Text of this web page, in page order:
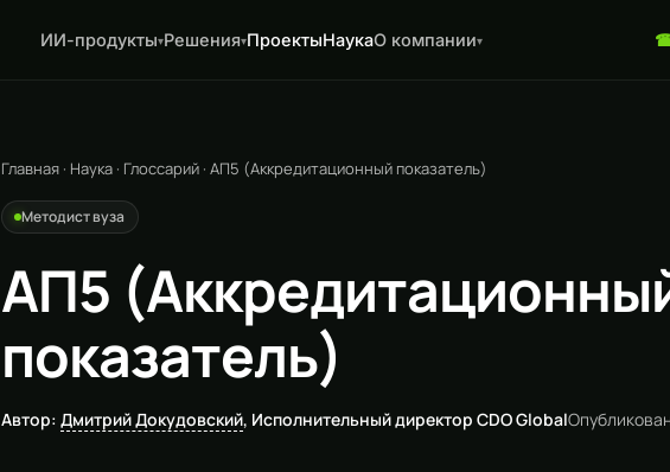
ИИ-продукты▾Решения▾ПроектыНаукаО компании▾
Главная · Наука · Глоссарий · АП5 (Аккредитационный показатель)
Методист вуза
АП5
показатель)
Автор: Дмитрий Докудовский, Исполнительный директор CDO Global